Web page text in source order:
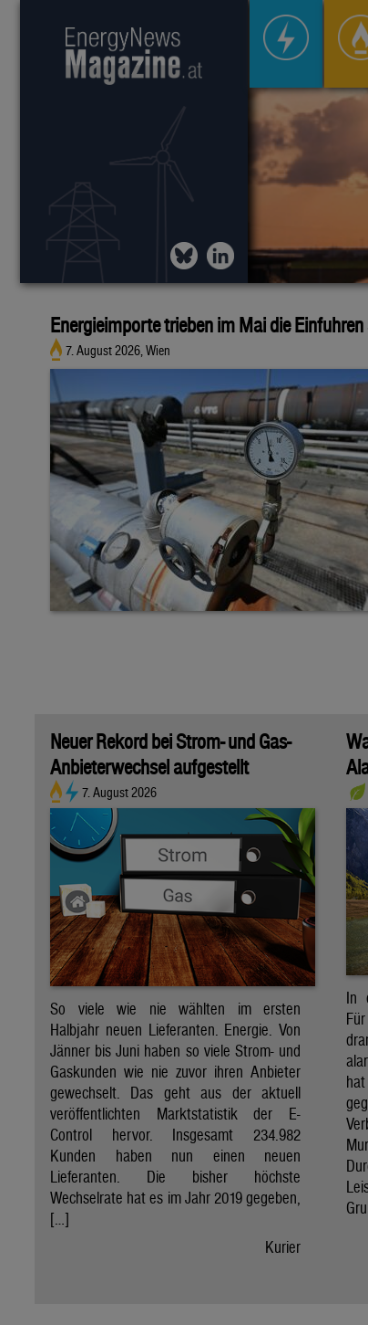
Energieimporte trieben im Mai die Einfuhren
7. August 2026, Wien
Neuer Rekord bei Strom- und Gas-
Anbieterwechsel aufgestellt
7. August 2026
So viele wie nie wählten im ersten
Halbjahr neuen Lieferanten. Energie. Von
Jänner bis Juni haben so viele Strom- und
Gaskunden wie nie zuvor ihren Anbieter
gewechselt. Das geht aus der aktuell
veröffentlichten Marktstatistik der E-
Control hervor. Insgesamt 234.982
Kunden haben nun einen neuen
Lieferanten. Die bisher höchste
Wechselrate hat es im Jahr 2019 gegeben,
[…]
Kurier
In